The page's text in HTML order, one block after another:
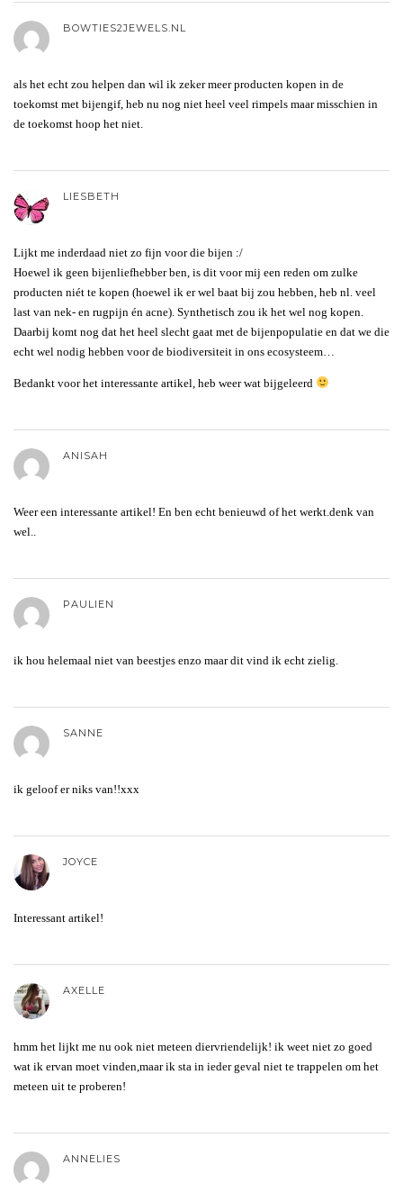
BOWTIES2JEWELS.NL
als het echt zou helpen dan wil ik zeker meer producten kopen in de
toekomst met bijengif, heb nu nog niet heel veel rimpels maar misschien in
de toekomst hoop het niet.
LIESBETH
Lijkt me inderdaad niet zo fijn voor die bijen :/
Hoewel ik geen bijenliefhebber ben, is dit voor mij een reden om zulke
producten niét te kopen (hoewel ik er wel baat bij zou hebben, heb nl. veel
last van nek- en rugpijn én acne). Synthetisch zou ik het wel nog kopen.
Daarbij komt nog dat het heel slecht gaat met de bijenpopulatie en dat we die
echt wel nodig hebben voor de biodiversiteit in ons ecosysteem…
Bedankt voor het interessante artikel, heb weer wat bijgeleerd
ANISAH
Weer een interessante artikel! En ben echt benieuwd of het werkt.denk van
wel..
PAULIEN
ik hou helemaal niet van beestjes enzo maar dit vind ik echt zielig.
SANNE
ik geloof er niks van!!xxx
JOYCE
Interessant artikel!
AXELLE
hmm het lijkt me nu ook niet meteen diervriendelijk! ik weet niet zo goed
wat ik ervan moet vinden,maar ik sta in ieder geval niet te trappelen om het
meteen uit te proberen!
ANNELIES